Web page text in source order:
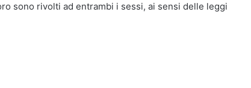
sono rivolti ad entrambi i sessi, ai sensi delle leggi